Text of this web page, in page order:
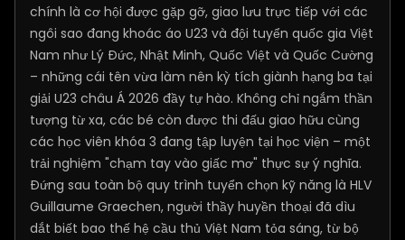
chính là cơ hội được gặp gỡ, giao lưu trực tiếp với các
ngôi sao đang khoác áo U23 và đội tuyển quốc gia Việt
Nam như Lý Đức, Nhật Minh, Quốc Việt và Quốc Cường
– những cái tên vừa làm nên kỳ tích giành hạng ba tại
giải U23 châu Á 2026 đầy tự hào. Không chỉ ngắm thần
tượng từ xa, các bé còn được thi đấu giao hữu cùng
các học viên khóa 3 đang tập luyện tại học viện – một
trải nghiệm "chạm tay vào giấc mơ" thực sự ý nghĩa.
Đứng sau toàn bộ quy trình tuyển chọn kỹ năng là HLV
Guillaume Graechen, người thầy huyền thoại đã dìu
dắt biết bao thế hệ cầu thủ Việt Nam tỏa sáng, từ bộ